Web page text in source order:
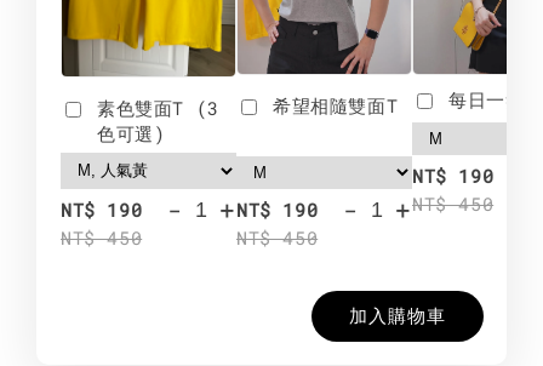
素色雙面T (3
色可選)
NT$ 190
NT$ 450
- +
希望相隨雙面T
NT$ 190
NT$ 450
- +
每日一笑
NT$ 190
NT$ 450
加入購物車